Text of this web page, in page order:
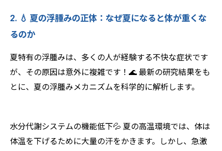
2. 💧 夏の浮腫みの正体：なぜ夏になると体が重くな
るのか
夏特有の浮腫みは、多くの人が経験する不快な症状です
が、その原因は意外に複雑です！🌊 最新の研究結果をも
とに、夏の浮腫みメカニズムを科学的に解析します。
水分代謝システムの機能低下💦 夏の高温環境では、体は
体温を下げるために大量の汗をかきます。しかし、急激